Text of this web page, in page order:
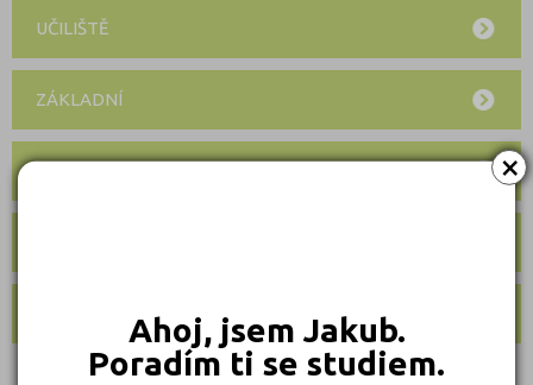
×
Ahoj, jsem Jakub.
Poradím ti se studiem.
UČILIŠTĚ
ZÁKLADNÍ
ADRESÁŘ ŠKOL